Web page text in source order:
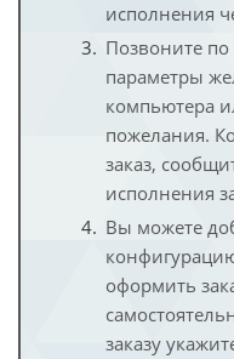
исполнения
Позвоните
параметры
компьютера
пожелания.
заказ,
исполнения
Вы можете
оформить
заказу